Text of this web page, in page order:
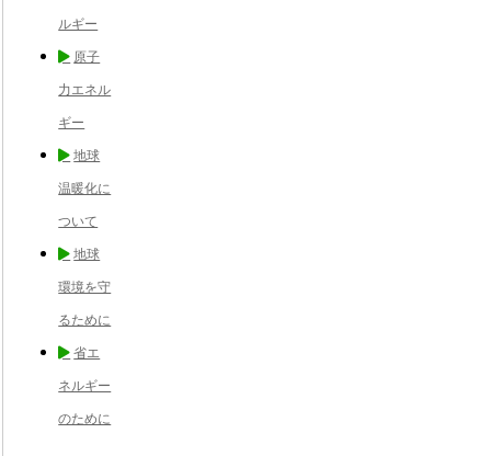
ルギー
原子
力エネル
ギー
地球
温暖化に
ついて
地球
環境を守
るために
省エ
ネルギー
のために